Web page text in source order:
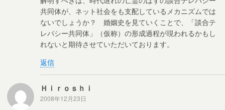
共同体が、ネット社会をも支配しているメカニズムでは
ないでしょうか？ 婚姻史を見ていくことで、「談合テ
レパシー共同体」（仮称）の形成過程が現われるかもし
れないと期待させていただいております。
返信
Ｈｉｒｏｓｈｉ
2008年12月23日